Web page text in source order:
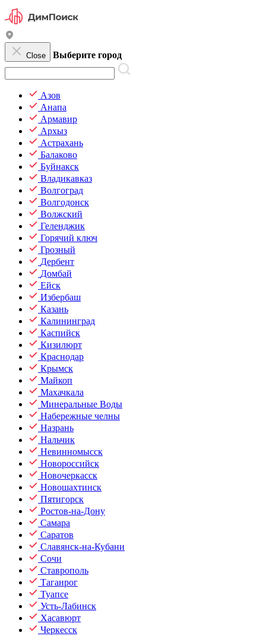
Close Выберите город
Азов
Анапа
Армавир
Архыз
Астрахань
Балаково
Буйнакск
Владикавказ
Волгоград
Волгодонск
Волжский
Геленджик
Горячий ключ
Грозный
Дербент
Домбай
Ейск
Избербаш
Казань
Калининград
Каспийск
Кизилюрт
Краснодар
Крымск
Майкоп
Махачкала
Минеральные Воды
Набережные челны
Назрань
Нальчик
Невинномысск
Новороссийск
Новочеркасск
Новошахтинск
Пятигорск
Ростов-на-Дону
Самара
Саратов
Славянск-на-Кубани
Сочи
Ставрополь
Таганрог
Туапсе
Усть-Лабинск
Хасавюрт
Черкесск